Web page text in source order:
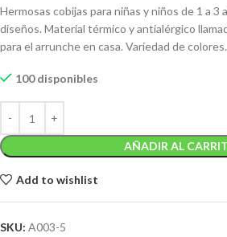
Hermosas cobijas para niñas y niños de 1 a 3
diseños. Material térmico y antialérgico
para el arrunche en casa. Variedad de colores.
100 disponibles
AÑADIR AL
Add to wishlist
SKU: A003-5